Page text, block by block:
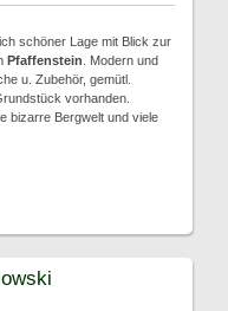
schöner Lage mit Blick zur
Pfaffenstein . Modern und
u. Zubehör, gemütl.
vorhanden.
bizarre Bergwelt und viele